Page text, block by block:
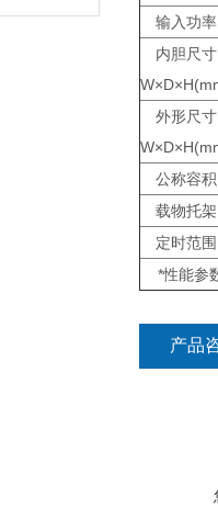
输入功率
内胆尺寸
外形尺寸
公称容积
载物托架
定时范围
*性能参
产品